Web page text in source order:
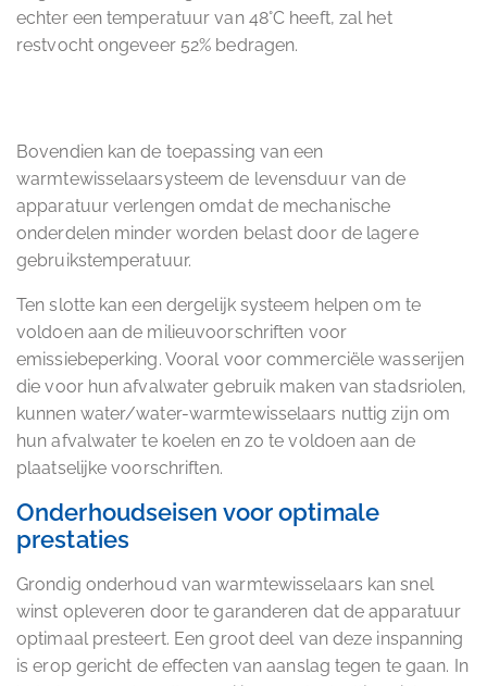
echter een temperatuur van 48°C heeft, zal het
restvocht ongeveer 52% bedragen.
Bovendien kan de toepassing van een
warmtewisselaarsysteem de levensduur van de
apparatuur verlengen omdat de mechanische
onderdelen minder worden belast door de lagere
gebruikstemperatuur.
Ten slotte kan een dergelijk systeem helpen om te
voldoen aan de milieuvoorschriften voor
emissiebeperking. Vooral voor commerciële wasserijen
die voor hun afvalwater gebruik maken van stadsriolen,
kunnen water/water-warmtewisselaars nuttig zijn om
hun afvalwater te koelen en zo te voldoen aan de
plaatselijke voorschriften.
Onderhoudseisen voor optimale
prestaties
Grondig onderhoud van warmtewisselaars kan snel
winst opleveren door te garanderen dat de apparatuur
optimaal presteert. Een groot deel van deze inspanning
is erop gericht de effecten van aanslag tegen te gaan. In